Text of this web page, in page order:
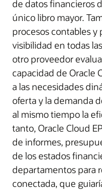
de datos financieros
único libro mayor.
procesos contables
visibilidad en todas
otro proveedor
capacidad de Oracle
a las necesidades
oferta y la demanda
al mismo tiempo la
tanto, Oracle Cloud
de informes,
de los estados
departamentos para
conectada, que